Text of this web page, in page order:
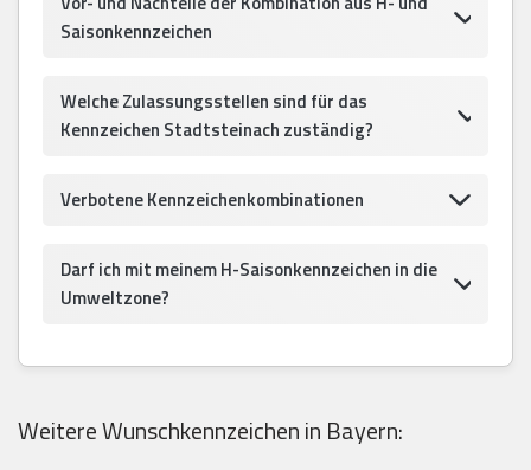
Saisonkennzeichen
Welche Zulassungsstellen sind für das
Kennzeichen Stadtsteinach zuständig?
Verbotene Kennzeichenkombinationen
Darf ich mit meinem H-Saisonkennzeichen in die
Umweltzone?
Weitere Wunschkennzeichen in Bayern: